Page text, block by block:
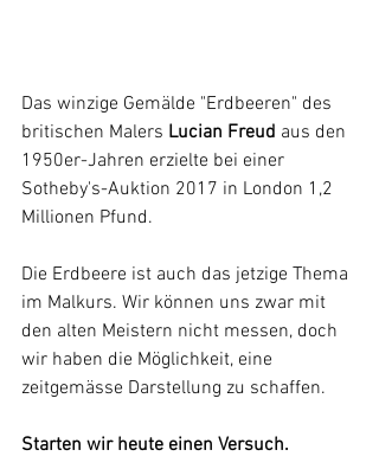
Das winzige Gemälde "Erdbeeren" des
britischen Malers Lucian Freud aus den
1950er-Jahren erzielte bei einer
Sotheby's-Auktion 2017 in London 1,2
Millionen Pfund.
Die Erdbeere ist auch das jetzige Thema
im Malkurs. Wir können uns zwar mit
den alten Meistern nicht messen, doch
wir haben die Möglichkeit, eine
zeitgemässe Darstellung zu schaffen.
Starten wir heute einen Versuch.